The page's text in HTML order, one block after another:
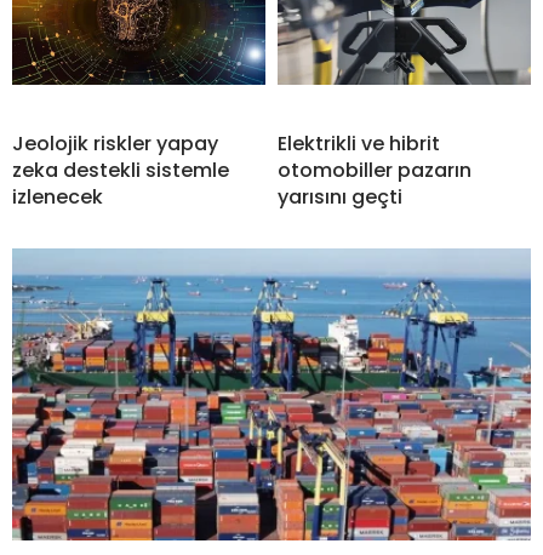
Jeolojik riskler yapay
zeka destekli sistemle
izlenecek
Elektrikli ve hibrit
otomobiller pazarın
yarısını geçti